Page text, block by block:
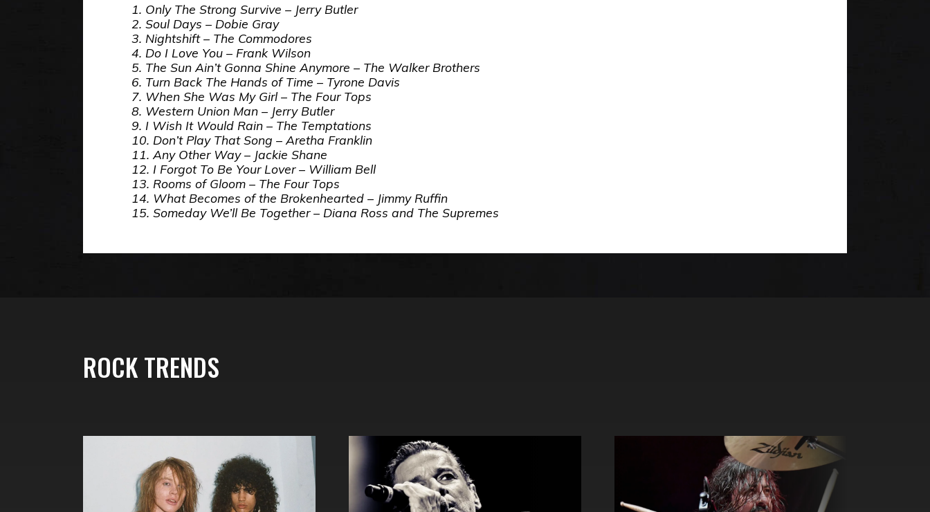
1. Only The Strong Survive – Jerry Butler
2. Soul Days – Dobie Gray
3. Nightshift – The Commodores
4. Do I Love You – Frank Wilson
5. The Sun Ain’t Gonna Shine Anymore – The Walker Brothers
6. Turn Back The Hands of Time – Tyrone Davis
7. When She Was My Girl – The Four Tops
8. Western Union Man – Jerry Butler
9. I Wish It Would Rain – The Temptations
10. Don’t Play That Song – Aretha Franklin
11. Any Other Way – Jackie Shane
12. I Forgot To Be Your Lover – William Bell
13. Rooms of Gloom – The Four Tops
14. What Becomes of the Brokenhearted – Jimmy Ruffin
15. Someday We’ll Be Together – Diana Ross and The Supremes
ROCK TRENDS